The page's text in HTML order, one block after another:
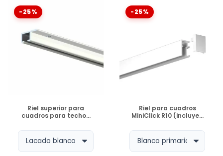
-25%
DISPONIBLE
Riel superior para
cuadros para techo...
-25%
DISPONIBLE
Riel para cuadros
MiniClick R10 (incluye...